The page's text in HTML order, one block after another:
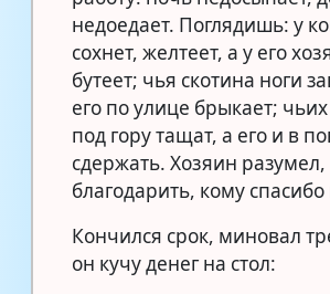
недоедает. Поглядишь: у
сохнет, желтеет, а у его
бутеет; чья скотина ноги
его по улице брыкает;
под гору тащат, а его и в
сдержать. Хозяин разумел,
благодарить, кому спасибо
Кончился срок, миновал
он кучу денег на стол: